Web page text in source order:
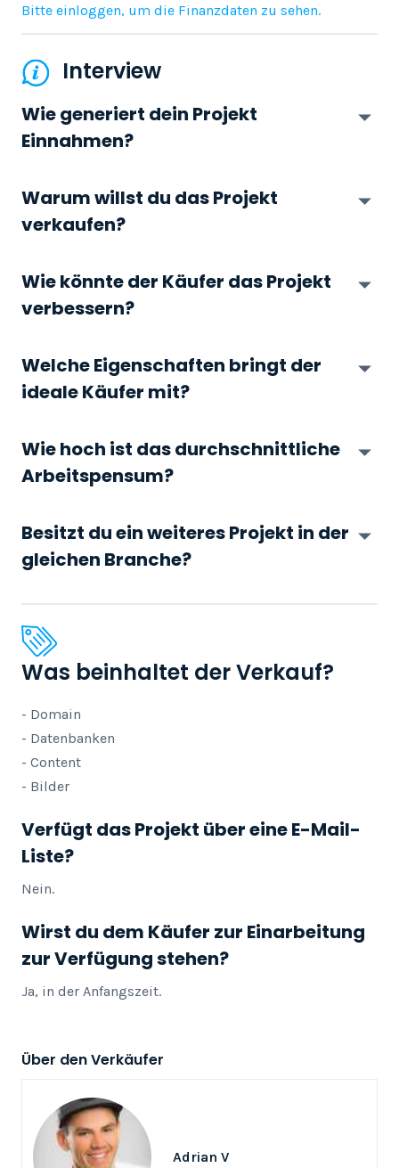
Bitte einloggen, um die Finanzdaten zu sehen.
Interview
Wie generiert dein Projekt
Einnahmen?
Warum willst du das Projekt
verkaufen?
Wie könnte der Käufer das Projekt
verbessern?
Welche Eigenschaften bringt der
ideale Käufer mit?
Wie hoch ist das durchschnittliche
Arbeitspensum?
Besitzt du ein weiteres Projekt in der
gleichen Branche?
Was beinhaltet der Verkauf?
- Domain
- Datenbanken
- Content
- Bilder
Verfügt das Projekt über eine E-Mail-
Liste?
Nein.
Wirst du dem Käufer zur Einarbeitung
zur Verfügung stehen?
Ja, in der Anfangszeit.
Über den Verkäufer
Adrian V